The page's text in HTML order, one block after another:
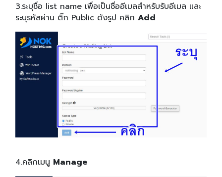
3.ระบุชื่อ list name เพื่อเป็นชื่ออีเมลสำหรับรับอีเมล และ
ระบุรหัสผ่าน ติ๊ก Public ดังรูป คลิกAdd
4.คลิกเมนู Manage